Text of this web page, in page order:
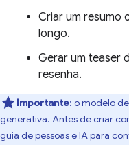
Criar um resumo
longo.
Gerar um teaser
resenha.
Importante: o modelo
generativa. Antes de criar
guia de pessoas e IApara